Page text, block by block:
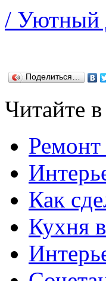
/ Уютный
Поделиться…
Читайте
Ремонт
Как
Кухня